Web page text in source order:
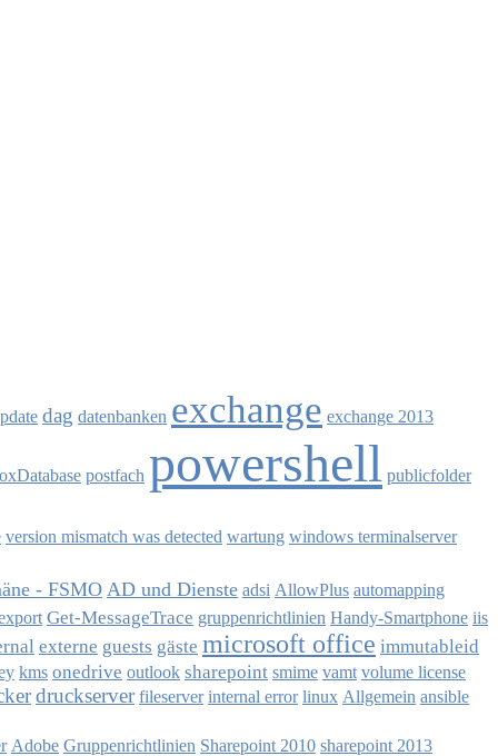
dag datenbanken exchange exchange 2013
postfach powershell publicfolder
version mismatch was detected wartung windows terminalserver
- FSMO AD und Dienste adsi AllowPlus automapping
Get-MessageTrace gruppenrichtlinien Handy-Smartphone iis
externe guests gäste microsoft office immutableid
kms onedrive outlook sharepoint smime vamt volume license
druckserver fileserver internal error linux Allgemein ansible
Adobe Gruppenrichtlinien Sharepoint 2010 sharepoint 2013